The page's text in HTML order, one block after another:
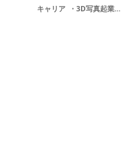
キャリア 3D写真起業株式会社鬼